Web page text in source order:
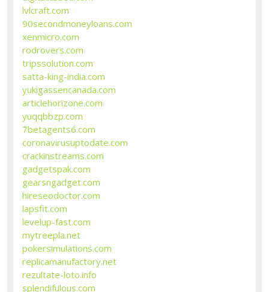
lvlcraft.com
90secondmoneyloans.com
xenmicro.com
rodrovers.com
tripssolution.com
satta-king-india.com
yukigassencanada.com
articlehorizone.com
yuqqbbzp.com
7betagents6.com
coronavirusuptodate.com
crackinstreams.com
gadgetspak.com
gearsngadget.com
hireseodoctor.com
lapsfit.com
levelup-fast.com
mytreepla.net
pokersimulations.com
replicamanufactory.net
rezultate-loto.info
splendifulous.com